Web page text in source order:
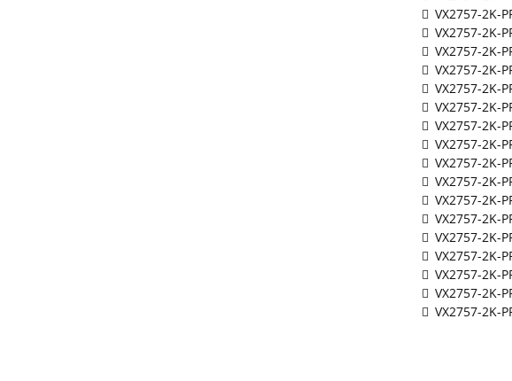
VX2757-2K-
VX2757-2K-
VX2757-2K-
VX2757-2K-
VX2757-2K-
VX2757-2K-
VX2757-2K-
VX2757-2K-
VX2757-2K-
VX2757-2K-
VX2757-2K-
VX2757-2K-
VX2757-2K-
VX2757-2K-
VX2757-2K-
VX2757-2K-